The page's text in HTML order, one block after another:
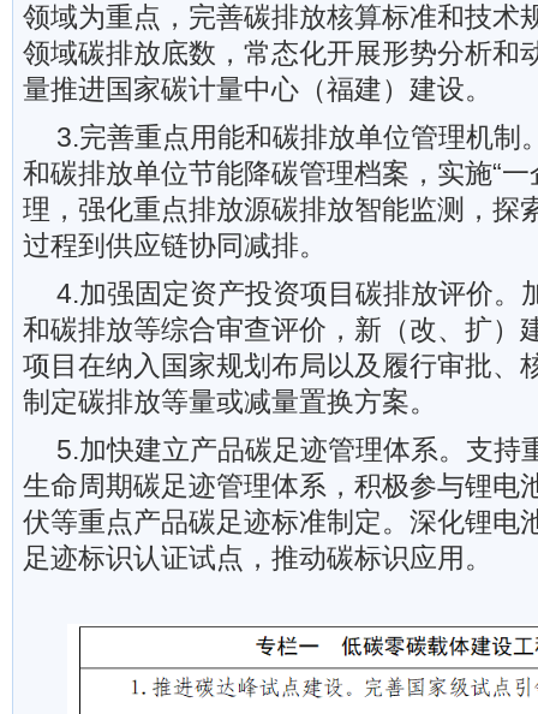
领域为重点，完善碳排放核算标准和技术
领域碳排放底数，常态化开展形势分析和
量推进国家碳计量中心（福建）建设。
3.完善重点用能和碳排放单位管理机制
和碳排放单位节能降碳管理档案，实施“一
理，强化重点排放源碳排放智能监测，探
过程到供应链协同减排。
4.加强固定资产投资项目碳排放评价。
和碳排放等综合审查评价，新（改、扩）
项目在纳入国家规划布局以及履行审批、
制定碳排放等量或减量置换方案。
5.加快建立产品碳足迹管理体系。支持
生命周期碳足迹管理体系，积极参与锂电
伏等重点产品碳足迹标准制定。深化锂电
足迹标识认证试点，推动碳标识应用。